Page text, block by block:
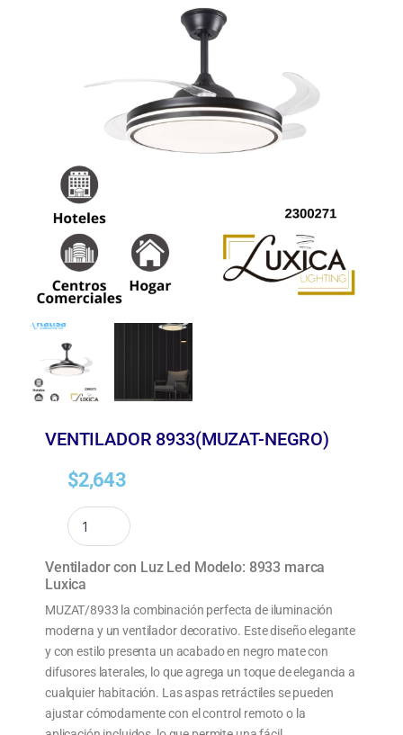
VENTILADOR 8933(MUZAT-NEGRO)
$2,643
Ventilador con Luz Led Modelo: 8933 marca
Luxica
MUZAT/8933 la combinación perfecta de iluminación
moderna y un ventilador decorativo. Este diseño elegante
y con estilo presenta un acabado en negro mate con
difusores laterales, lo que agrega un toque de elegancia a
cualquier habitación. Las aspas retráctiles se pueden
ajustar cómodamente con el control remoto o la